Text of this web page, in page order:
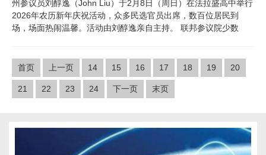
州参议员刘醇逸（John Liu）于2月8日（周日）在法拉盛高中举行
2026年农历新年庆祝活动，众多民选官员出席，数百位居民到
场，场面热闹温馨。活动由刘醇逸亲自主持。 联邦参议院少数
首页 上一页 14 15 16 17 18 19 20
21 22 23 24 下一页 末页